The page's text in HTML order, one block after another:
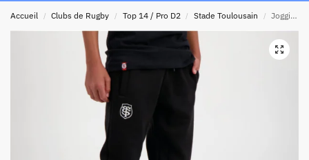
Accueil / Clubs de Rugby / Top 14 / Pro D2 / Stade Toulousain / Jogging pour enfant Adi Stade Toulousain Rugby Noir